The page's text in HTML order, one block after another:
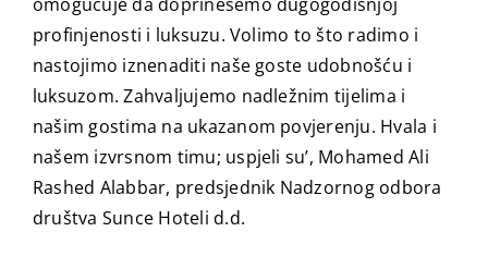
profinjenosti i luksuzu. Volimo to što radimo i
nastojimo iznenaditi naše goste udobnošću i
luksuzom. Zahvaljujemo nadležnim tijelima i
našim gostima na ukazanom povjerenju. Hvala i
našem izvrsnom timu; uspjeli su’, Mohamed Ali
Rashed Alabbar, predsjednik Nadzornog odbora
društva Sunce Hoteli d.d.